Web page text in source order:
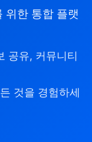
위한 통합 플랫
공유, 커뮤니티
것을 경험하세